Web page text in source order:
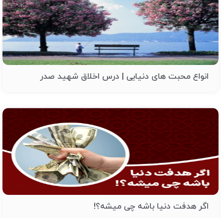
انواع محبت های دنیایی | درس اخلاق شهید صدر
اگر هدفت دنیا باشه چی میشه؟!